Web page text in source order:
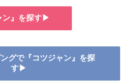
ン』を探す▶
グで『コツジャン』を探
す▶